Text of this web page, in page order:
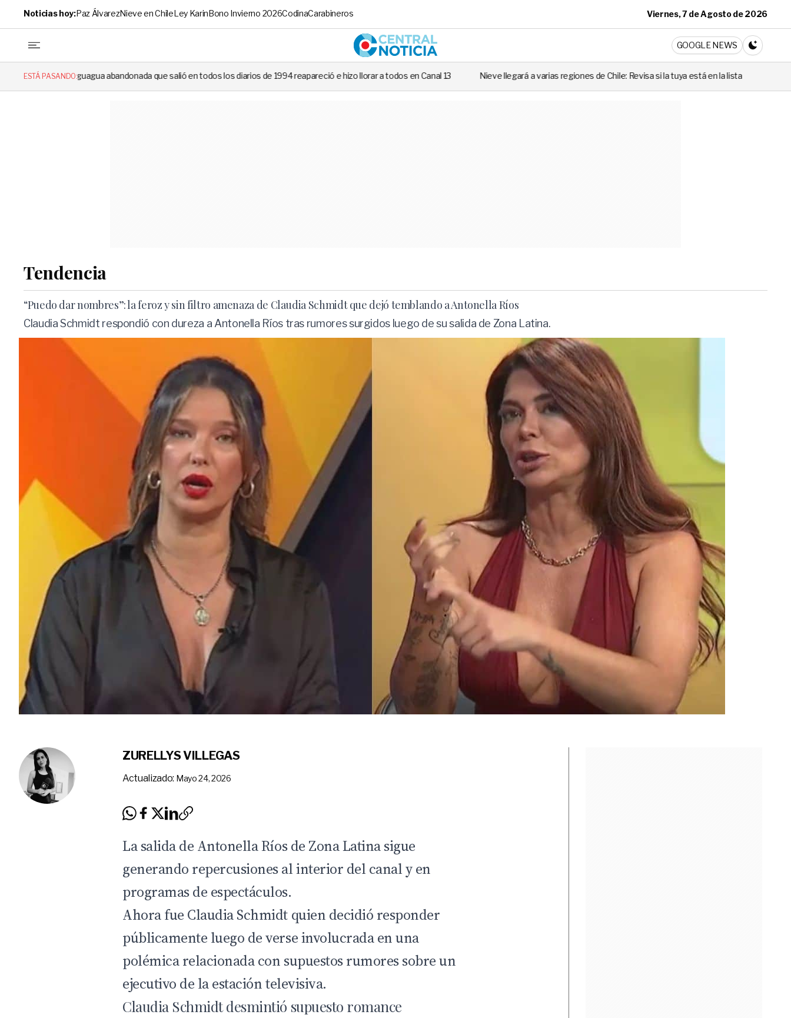
Noticias hoy:Paz ÁlvarezNieve en ChileLey KarinBono Invierno 2026CodinaCarabineros Viernes, 7 de Agosto de 2026
Central Noticia
GOOGLE NEWS
CAMBIA A
ESTÁ PASANDO:
abandonada que salió en todos los diarios de 1994 reapareció e hizo llorar a todos en Canal 13 Nieve llegará a varias regiones de Chile: Revisa si la tuya está en la lista “Cuando alguien utiliza mal
Tendencia
“Puedo dar nombres”: la feroz y sin filtro amenaza de Claudia Schmidt que dejó temblando a Antonella Ríos
Claudia Schmidt respondió con dureza a Antonella Ríos tras rumores surgidos luego de su salida de Zona Latina.
ZURELLYS VILLEGAS
Actualizado: Mayo 24, 2026
La salida de Antonella Ríosde Zona Latinasigue
generando repercusiones al interior del canal y en
programas de espectáculos.
Ahora fue Claudia Schmidt quien decidió responder
públicamente luego de verse involucrada en una
polémica relacionada con supuestos rumores sobre un
ejecutivo de la estación televisiva.
Claudia Schmidt desmintió supuesto romance